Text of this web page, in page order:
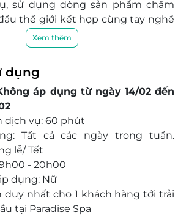
sử dụng dòng sản phẩm chăm
thế giới kết hợp cùng tay nghề
của các kỹ thuật viên được đào
nghiệp, thiết kế thân thiện
hòa quyện mùi hương tinh dầu
nhẹ.
Xem thêm
dụng
áp dụng từ ngày 14/02 đến
dịch vụ: 60 phút
Tất cả các ngày trong tuần.
lễ/ Tết
- 20h00
dụng: Nữ
duy nhất cho 1 khách hàng tới trải
tại Paradise Spa